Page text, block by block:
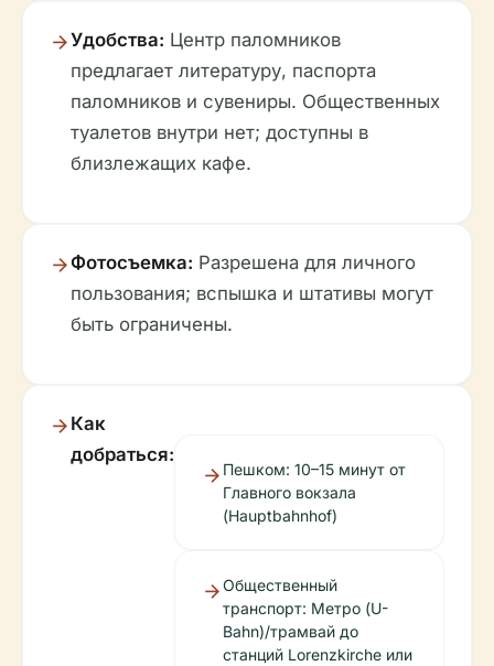
Удобства: Центр паломников
предлагает литературу, паспорта
паломников и сувениры. Общественных
туалетов внутри нет; доступны в
близлежащих кафе.
Фотосъемка: Разрешена для личного
пользования; вспышка и штативы могут
быть ограничены.
Как
добраться:
Пешком: 10–15 минут от
Главного вокзала
(Hauptbahnhof)
Общественный
транспорт: Метро (U-
Bahn)/трамвай до
станций Lorenzkirche или